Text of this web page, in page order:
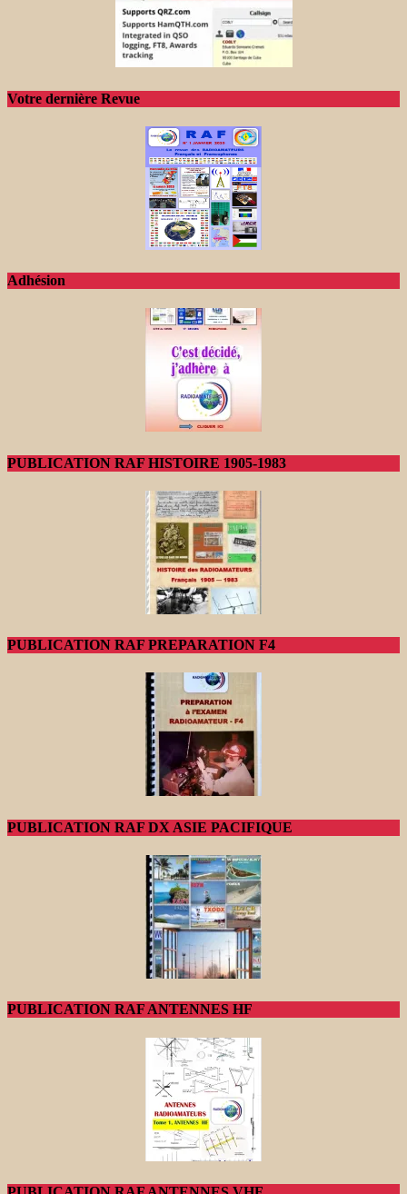
Votre dernière Revue
Adhésion
PUBLICATION RAF HISTOIRE 1905-1983
PUBLICATION RAF PREPARATION F4
PUBLICATION RAF DX ASIE PACIFIQUE
PUBLICATION RAF ANTENNES HF